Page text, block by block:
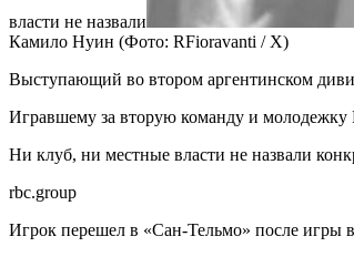
власти не назвали
Камило Нуин (Фото: RFioravanti / X)
Выступающий во втором аргентинском
Игравшему за вторую команду и молодежку
Ни клуб, ни местные власти не назвали
rbc.group
Игрок перешел в «Сан-Тельмо» после игры